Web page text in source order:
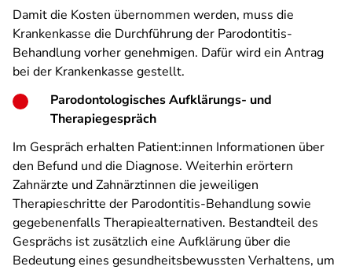
Damit die Kosten übernommen werden, muss die
Krankenkasse die Durchführung der Parodontitis-
Behandlung vorher genehmigen. Dafür wird ein Antrag
bei der Krankenkasse gestellt.
Parodontologisches Aufklärungs- und
Therapiegespräch
Im Gespräch erhalten Patient:innen Informationen über
den Befund und die Diagnose. Weiterhin erörtern
Zahnärzte und Zahnärztinnen die jeweiligen
Therapieschritte der Parodontitis-Behandlung sowie
gegebenenfalls Therapiealternativen. Bestandteil des
Gesprächs ist zusätzlich eine Aufklärung über die
Bedeutung eines gesundheitsbewussten Verhaltens, um